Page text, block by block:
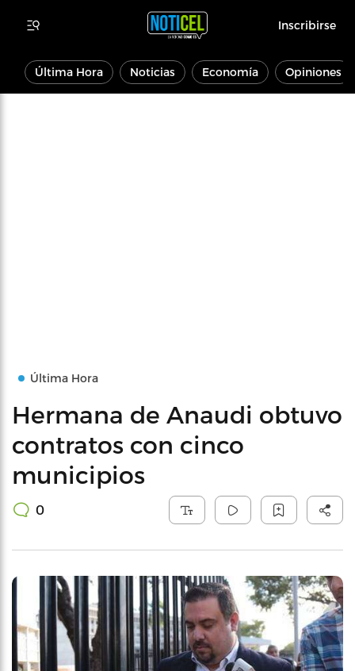
Inscribirse
Última Hora Noticias Economía Opiniones
Última Hora
Hermana de Anaudi obtuvo
contratos con cinco
municipios
0